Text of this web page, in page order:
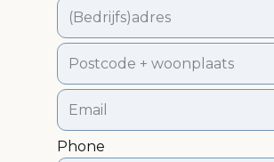
Phone